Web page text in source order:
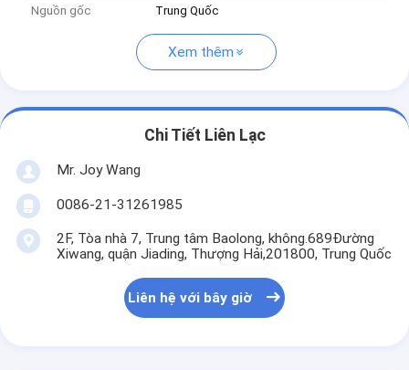
Nguồn gốc
Trung Quốc
Xem thêm
Chi Tiết Liên Lạc
Mr. Joy Wang
0086-21-31261985
2F, Tòa nhà 7, Trung tâm Baolong, không.689Đường
Xiwang, quận Jiading, Thượng Hải,201800, Trung Quốc
Liên hệ với bây giờ